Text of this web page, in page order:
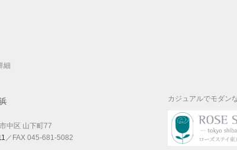
細
中区 山下町77
／FAX 045-681-5082
カジュアルでモダン